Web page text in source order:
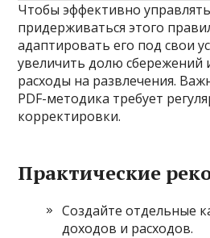
Чтобы эффективно
придерживаться этого
адаптировать его под свои
увеличить долю сбережений
расходы на развлечения.
PDF-методика требует
корректировки.
Практические
Создайте отдельные
доходов и расходов.